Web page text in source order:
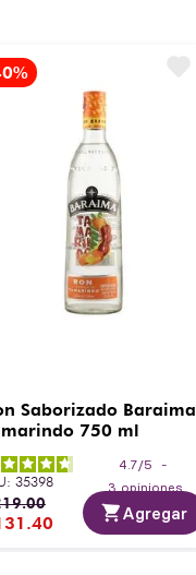
Saborizado Baraima
750 ml
4.7/5
-
3 opiniones
: 35398
.00
.40 Agregar